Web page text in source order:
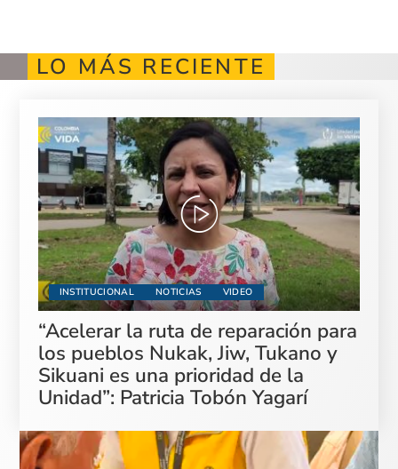
LO MÁS RECIENTE
INSTITUCIONAL NOTICIAS VIDEO
“Acelerar la ruta de reparación para
los pueblos Nukak, Jiw, Tukano y
Sikuani es una prioridad de la
Unidad”: Patricia Tobón Yagarí